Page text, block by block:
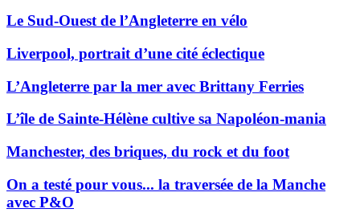
Le Sud-Ouest de l’Angleterre en vélo
Liverpool, portrait d’une cité éclectique
L’Angleterre par la mer avec Brittany Ferries
L’île de Sainte-Hélène cultive sa Napoléon-mania
Manchester, des briques, du rock et du foot
On a testé pour vous... la traversée de la Manche
avec P&O